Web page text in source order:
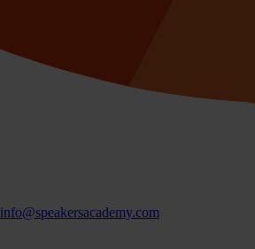
info@speakersacademy.com